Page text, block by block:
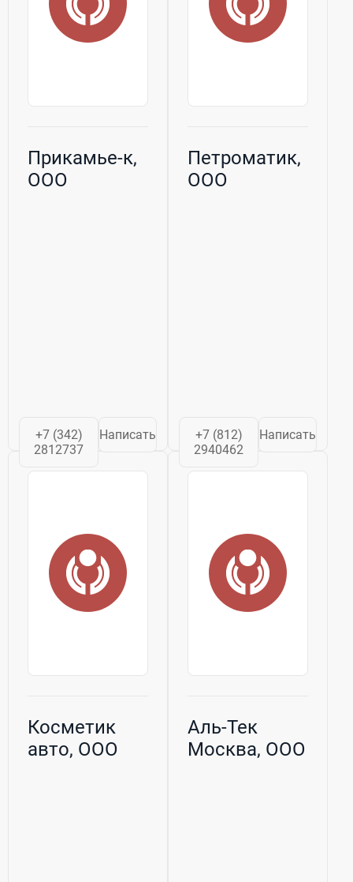
Прикамье-к,
ООО
+7 (342)
2812737
Написать
Петроматик,
ООО
+7 (812)
2940462
Написать
Косметик
авто, ООО
Аль-Тек
Москва, ООО